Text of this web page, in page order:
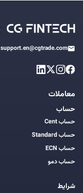
support.en@cgtrade.com
معاملات
حساب
حساب Cent
حساب Standard
حساب ECN
حساب دمو
شرایط